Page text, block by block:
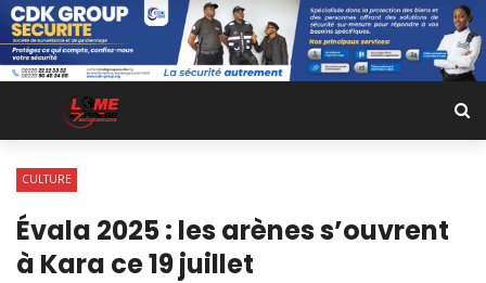
CULTURE
Évala 2025 : les arènes s’ouvrent
à Kara ce 19 juillet